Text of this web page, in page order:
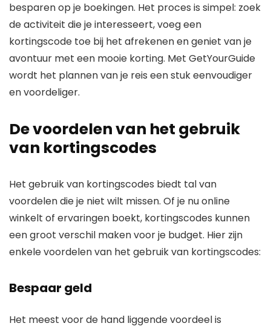
besparen op je boekingen. Het proces is simpel: zoek
de activiteit die je interesseert, voeg een
kortingscode toe bij het afrekenen en geniet van je
avontuur met een mooie korting. Met GetYourGuide
wordt het plannen van je reis een stuk eenvoudiger
en voordeliger.
De voordelen van het gebruik
van kortingscodes
Het gebruik van kortingscodes biedt tal van
voordelen die je niet wilt missen. Of je nu online
winkelt of ervaringen boekt, kortingscodes kunnen
een groot verschil maken voor je budget. Hier zijn
enkele voordelen van het gebruik van kortingscodes:
Bespaar geld
Het meest voor de hand liggende voordeel is